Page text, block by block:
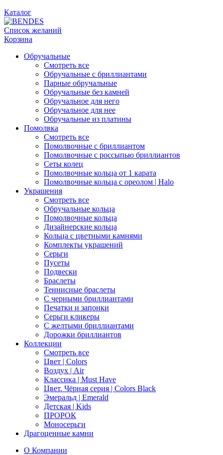
Каталог
Список желаний
Корзина
Обручальные
Смотреть все
Обручальные с бриллиантами
Парные обручальные
Обручальные без камней
Обручальное для него
Обручальное для нее
Обручальные из платины
Помолвка
Смотреть все
Помолвочные с бриллиантом
Помолвочные с россыпью бриллиантов
Сеты колец
Помолвочные кольца от 1 карата
Помолвочные кольца с ореолом | Halo
Украшения
Смотреть все
Обручальные кольца
Помолвочные кольца
Дизайнерские кольца
Кольца с цветными камнями
Комплекты украшений
Серьги
Пусеты
Подвески
Браслеты
Теннисные браслеты
C черными бриллиантами
Печатки и запонки
Серьги кликеры
С желтыми бриллиантами
Дорожки бриллиантов
Коллекции
Смотреть все
Цвет | Colors
Воздух | Air
Классика | Must Have
Цвет. Чёрная серия | Colors Black
Эмеральд | Emerald
Детская | Kids
ПРОРОК
Моносерьги
Драгоценные камни
О Компании